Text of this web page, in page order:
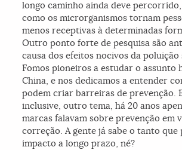
longo caminho ainda deve
como os microrganismos tornam
menos receptivas à determinadas
Outro ponto forte de pesquisa são
causa dos efeitos nocivos da poluição
Fomos pioneiros a estudar o assunto
China, e nos dedicamos a entender
podem criar barreiras de prevenção.
inclusive, outro tema, há 20 anos
marcas falavam sobre prevenção em
correção. A gente já sabe o tanto
impacto a longo prazo, né?